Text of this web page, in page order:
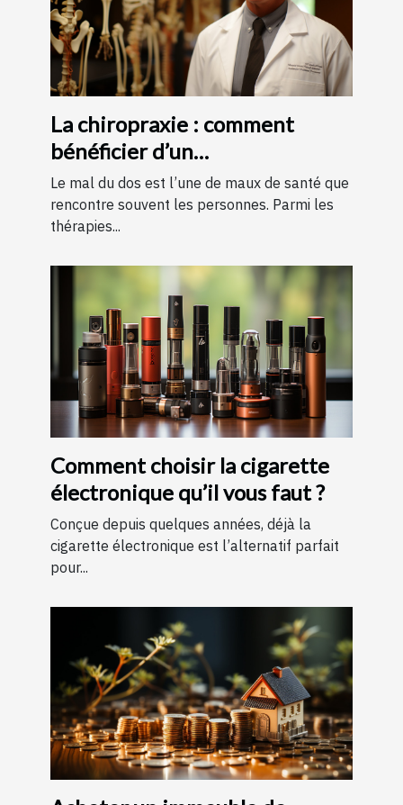
La chiropraxie : comment
bénéficier d’un
remboursement ?
Le mal du dos est l’une de maux de santé que
rencontre souvent les personnes. Parmi les
thérapies...
Comment choisir la cigarette
électronique qu’il vous faut ?
Conçue depuis quelques années, déjà la
cigarette électronique est l’alternatif parfait
pour...